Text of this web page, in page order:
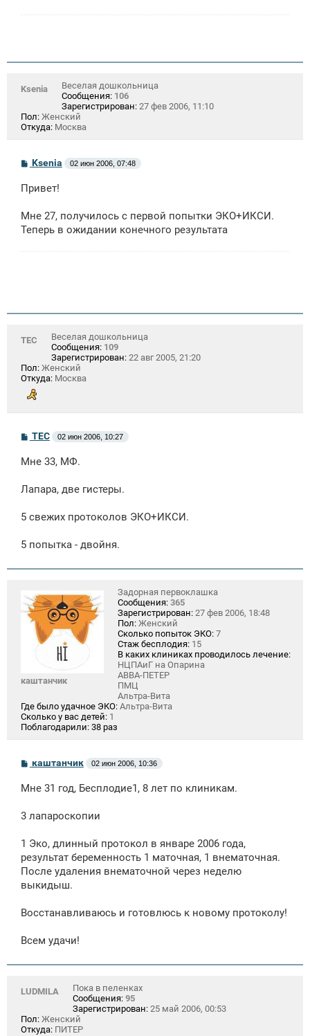
Ksenia
Веселая дошкольница
Сообщения: 106
Зарегистрирован: 27 фев 2006, 11:10
Пол: Женский
Откуда: Москва
С
б
е
н
и
Ksenia 02 июн 2006, 07:48
Привет!
Мне 27, получилось с первой попытки ЭКО+ИКСИ.
Теперь в ожидании конечного результата
ТЕС
Веселая дошкольница
Сообщения: 109
Зарегистрирован: 22 авг 2005, 21:20
Пол: Женский
Откуда: Москва
С
б
н
ТЕС 02 июн 2006, 10:27
Мне 33, МФ.
Лапара, две гистеры.
5 свежих протоколов ЭКО+ИКСИ.
5 попытка - двойня.
каштанчик
Задорная первоклашка
Сообщения: 365
Зарегистрирован: 27 фев 2006, 18:48
Пол: Женский
Сколько попыток ЭКО: 7
Стаж бесплодия: 15
В каких клиниках проводилось лечение:
НЦПАиГ на Опарина
АВВА-ПЕТЕР
ПМЦ
Альтра-Вита
Где было удачное ЭКО: Альтра-Вита
Сколько у вас детей: 1
Поблагодарили: 38 раз
С
б
н
е
каштанчик 02 июн 2006, 10:36
Мне 31 год, Бесплодие1, 8 лет по клиникам.
3 лапароскопии
1 Эко, длинный протокол в январе 2006 года,
результат беременность 1 маточная, 1 внематочная.
После удаления внематочной через неделю
выкидыш.
Восстанавливаюсь и готовлюсь к новому протоколу!
Всем удачи!
LUDMILA
Пока в пеленках
Сообщения: 95
Зарегистрирован: 25 май 2006, 00:53
Пол: Женский
Откуда: ПИТЕР